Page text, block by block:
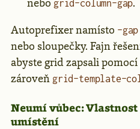
nebo grid-column-gap.
Autoprefixer namísto -gap
nebo sloupečky. Fajn
abyste grid zapsali pomocí
zároveň grid-template-
Neumí vůbec:
umístění